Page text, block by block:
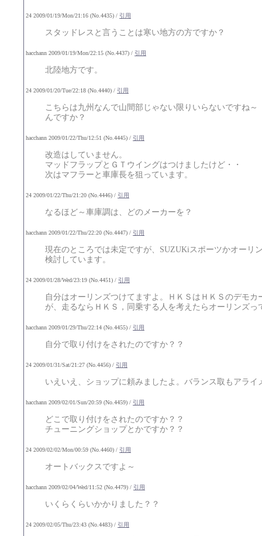
24 2009/01/19/Mon/21:16 (No.4435) / 引用
スタッドレスと言うことは寒い地方の方ですか？
hacchann 2009/01/19/Mon/22:15 (No.4437) / 引用
北陸地方です。
24 2009/01/20/Tue/22:18 (No.4440) / 引用
こちらは九州なんで山間部じゃない限りいらないですね
んですか？
hacchann 2009/01/22/Thu/12:51 (No.4445) / 引用
改造はしていません。
マッドフラップとＧＴウイングはつけましたけど・・
次はマフラーと車庫長を狙っています。
24 2009/01/22/Thu/21:20 (No.4446) / 引用
なるほど～車庫調は、どのメーカーを？
hacchann 2009/01/22/Thu/22:20 (No.4447) / 引用
現在のところでは未定ですが、SUZUKiスポーツかオーリ
検討しています。
24 2009/01/28/Wed/23:19 (No.4451) / 引用
自分はオーリンズつけてますよ。ＨＫＳはＨＫＳのデモカ
が、走るならＨＫＳ，同乗する人を考えたらオーリンズっ
hacchann 2009/01/29/Thu/22:14 (No.4455) / 引用
自分で取り付けをされたのですか？？
24 2009/01/31/Sat/21:27 (No.4456) / 引用
いえいえ、ショップに頼みましたよ。バランス取もアライ
hacchann 2009/02/01/Sun/20:59 (No.4459) / 引用
どこで取り付けをされたのですか？？
チューニングショップとかですか？？
24 2009/02/02/Mon/00:59 (No.4460) / 引用
オートバックスですよ～
hacchann 2009/02/04/Wed/11:52 (No.4479) / 引用
いくらくらいかかりました？？
24 2009/02/05/Thu/23:43 (No.4483) / 引用